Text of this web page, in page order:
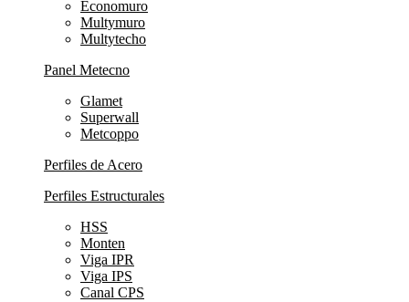
Economuro
Multymuro
Multytecho
Panel Metecno
Glamet
Superwall
Metcoppo
Perfiles de Acero
Perfiles Estructurales
HSS
Monten
Viga IPR
Viga IPS
Canal CPS